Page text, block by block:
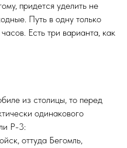
придется уделить не
Путь в одну только
Есть три варианта, как
из столицы, то перед
одинакового
Р-3:
оттуда Бегомль,